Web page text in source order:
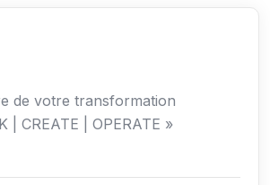
de votre transformation
| CREATE | OPERATE »